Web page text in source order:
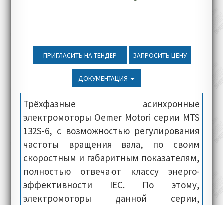
ПРИГЛАСИТЬ НА ТЕНДЕР ЗАПРОСИТЬ ЦЕНУ
ДОКУМЕНТАЦИЯ
Трёхфазные асинхронные
электромоторы Oemer Motori серии MTS
132S-6, с возможностью регулирования
частоты вращения вала, по своим
скоростным и габаритным показателям,
полностью отвечают классу энерго-
эффективности IEC. По этому,
электромоторы данной серии,